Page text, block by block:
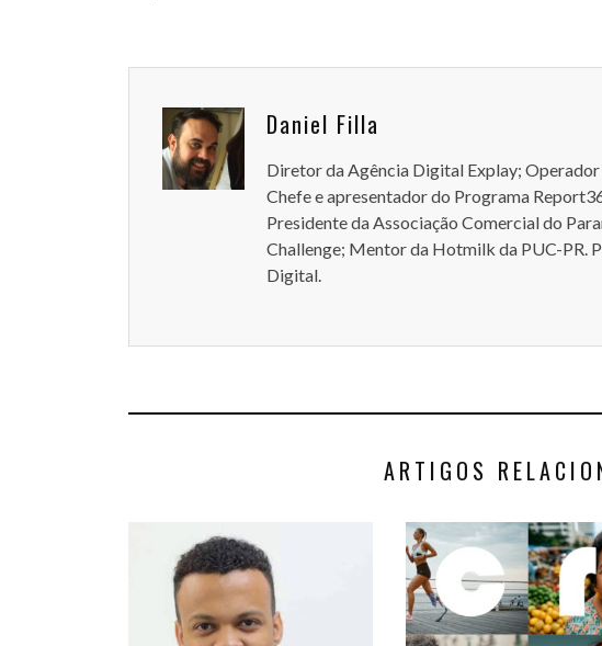
Daniel Filla
Diretor da Agência Digital Explay;
Chefe e apresentador do Programa
Presidente da Associação Comercial do
Challenge; Mentor da Hotmilk da PUC-PR.
Digital.
ARTIGOS